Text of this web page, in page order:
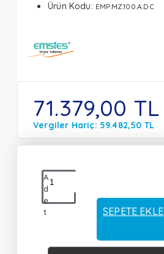
Ürün Kodu: EMP.MZ.100.A.DC
71.379,00 TL
Vergiler Hariç: 59.482,50 TL
A
d
e
t
SEPETE EKLE